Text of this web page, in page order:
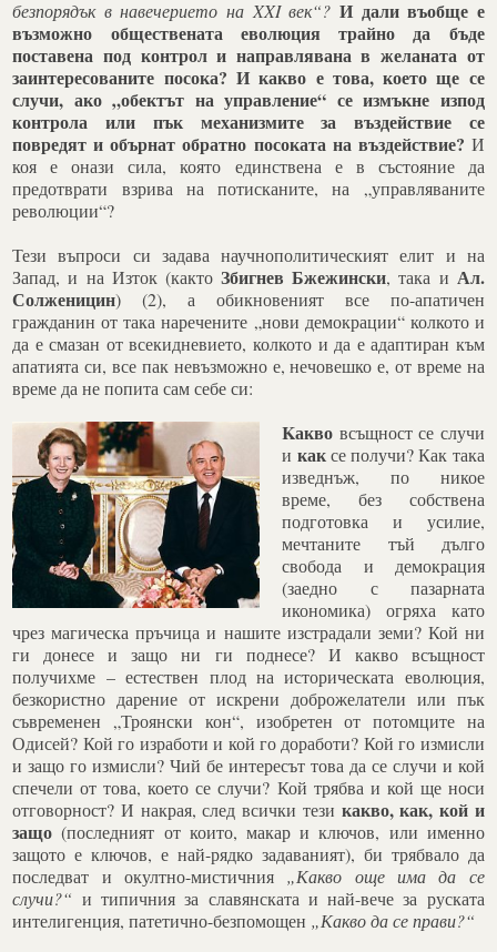
безпорядък в навечерието на XXI век“? И дали въобще е
възможно обществената еволюция трайно да бъде
поставена под контрол и направлявана в желаната от
заинтересованите посока? И какво е това, което ще се
случи, ако „обектът на управление“ се измъкне изпод
контрола или пък механизмите за въздействие се
повредят и обърнат обратно посоката на въздействие? И
коя е онази сила, която единствена е в състояние да
предотврати взрива на потисканите, на „управляваните
революции“?
Тези въпроси си задава научнополитическият елит и на
Запад, и на Изток (кактоЗбигнев Бжежински, така и Ал.
Солженицин) (2), а обикновеният все по-апатичен
гражданин от така наречените „нови демокрации“ колкото и
да е смазан от всекидневието, колкото и да е адаптиран към
апатията си, все пак невъзможно е, нечовешко е, от време на
време да не попита сам себе си:
Kакво всъщност се случи
и каксе получи? Как така
изведнъж, по никое
време, без собствена
подготовка и усилие,
мечтаните тъй дълго
свобода и демокрация
(заедно с пазарната
икономика) огряха като
чрез магическа пръчица и нашите изстрадали земи? Кой ни
ги донесе и защо ни ги поднесе? И какво всъщност
получихме – естествен плод на историческата еволюция,
безкористно дарение от искрени доброжелатели или пък
съвременен „Троянски кон“, изобретен от потомците на
Одисей? Кой го изработи и кой го доработи? Кой го измисли
и защо го измисли? Чий бе интересът това да се случи и кой
спечели от това, което се случи? Кой трябва и кой ще носи
отговорност? И накрая, след всички тези какво, как, кой и
защо (последният от които, макар и ключов, или именно
защото е ключов, е най-рядко задаваният), би трябвало да
последват и окултно-мистичния „Какво още има да се
случи?“ и типичния за славянската и най-вече за руската
интелигенция, патетично-безпомощен „Какво да се прави?“